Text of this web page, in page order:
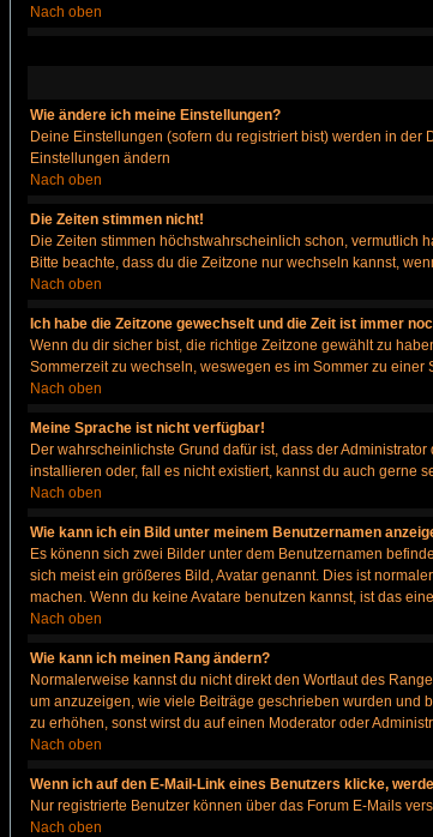
Nach oben
Wie ändere ich meine Einstellungen?
Deine Einstellungen (sofern du registriert bist) werden in der
Einstellungen ändern
Nach oben
Die Zeiten stimmen nicht!
Die Zeiten stimmen höchstwahrscheinlich schon, vermutlich
Bitte beachte, dass du die Zeitzone nur wechseln kannst,
Nach oben
Ich habe die Zeitzone gewechselt und die Zeit ist immer
Wenn du dir sicher bist, die richtige Zeitzone gewählt zu
Sommerzeit zu wechseln, weswegen es im Sommer zu
Nach oben
Meine Sprache ist nicht verfügbar!
Der wahrscheinlichste Grund dafür ist, dass der
installieren oder, fall es nicht existiert, kannst du auch gerne
Nach oben
Wie kann ich ein Bild unter meinem Benutzernamen
Es könenn sich zwei Bilder unter dem Benutzernamen
sich meist ein größeres Bild, Avatar genannt. Dies ist
machen. Wenn du keine Avatare benutzen kannst, ist das
Nach oben
Wie kann ich meinen Rang ändern?
Normalerweise kannst du nicht direkt den Wortlaut des
um anzuzeigen, wie viele Beiträge geschrieben wurden und
zu erhöhen, sonst wirst du auf einen Moderator oder
Nach oben
Wenn ich auf den E-Mail-Link eines Benutzers klicke,
Nur registrierte Benutzer können über das Forum E-Mails
Nach oben